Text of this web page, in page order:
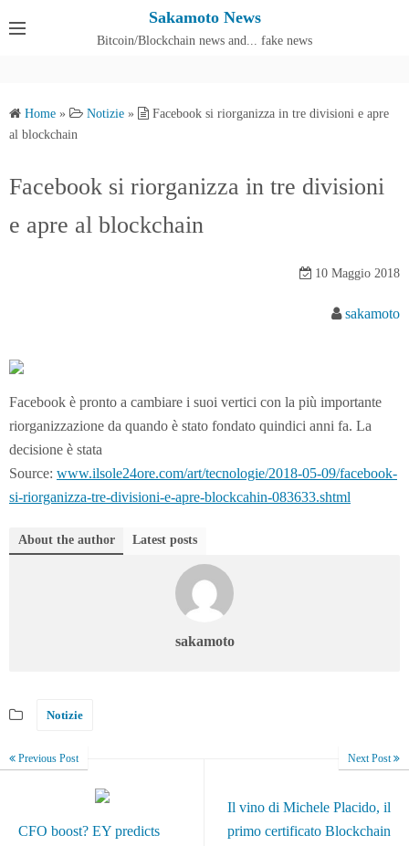
Sakamoto News
Bitcoin/Blockchain news and... fake news
Home » Notizie »
Facebook si riorganizza in tre divisioni e apre
al blockchain
Facebook si riorganizza in tre divisioni
e apre al blockchain
10 Maggio 2018
sakamoto
Facebook è pronto a cambiare i suoi vertici con la più importante
riorganizzazione da quando è stato fondato quindici anni fa. La
decisione è stata
Source: www.ilsole24ore.com/art/tecnologie/2018-05-09/facebook-
si-riorganizza-tre-divisioni-e-apre-blockcahin-083633.shtml
About the author Latest posts
sakamoto
Notizie
Previous Post
CFO boost? EY predicts
Next Post
Il vino di Michele Placido, il
primo certificato Blockchain